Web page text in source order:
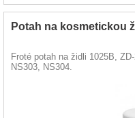
Potah na kosmetickou
Froté potah na židli 1025B,
NS303, NS304.